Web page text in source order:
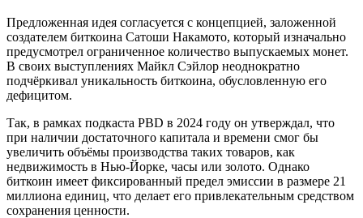
Предложенная идея согласуется с концепцией, заложенной
создателем биткоина Сатоши Накамото, который изначально
предусмотрел ограниченное количество выпускаемых монет.
В своих выступлениях Майкл Сэйлор неоднократно
подчёркивал уникальность биткоина, обусловленную его
дефицитом.
Так, в рамках подкаста PBD в 2024 году он утверждал, что
при наличии достаточного капитала и времени смог бы
увеличить объёмы производства таких товаров, как
недвижимость в Нью-Йорке, часы или золото. Однако
биткоин имеет фиксированный предел эмиссии в размере 21
миллиона единиц, что делает его привлекательным средством
сохранения ценности.